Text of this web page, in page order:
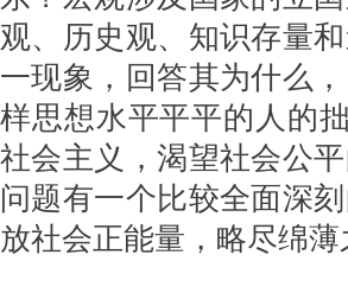
观、历史观、知识存量
一现象，回答其为什么
样思想水平平平的人的
社会主义，渴望社会公
问题有一个比较全面深
放社会正能量，略尽绵薄